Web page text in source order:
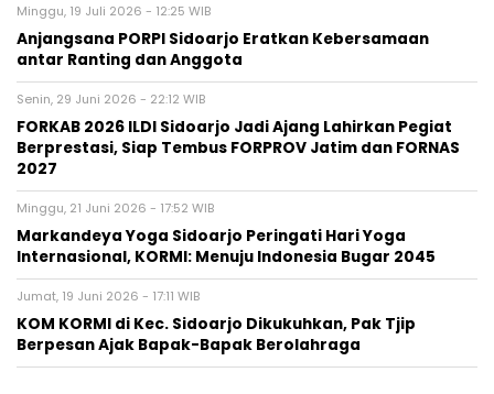
Minggu, 19 Juli 2026 - 12:25 WIB
Anjangsana PORPI Sidoarjo Eratkan Kebersamaan
antar Ranting dan Anggota
Senin, 29 Juni 2026 - 22:12 WIB
FORKAB 2026 ILDI Sidoarjo Jadi Ajang Lahirkan Pegiat
Berprestasi, Siap Tembus FORPROV Jatim dan FORNAS
2027
Minggu, 21 Juni 2026 - 17:52 WIB
Markandeya Yoga Sidoarjo Peringati Hari Yoga
Internasional, KORMI: Menuju Indonesia Bugar 2045
Jumat, 19 Juni 2026 - 17:11 WIB
KOM KORMI di Kec. Sidoarjo Dikukuhkan, Pak Tjip
Berpesan Ajak Bapak-Bapak Berolahraga